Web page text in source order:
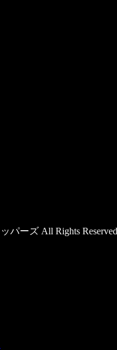
パーズ All Rights